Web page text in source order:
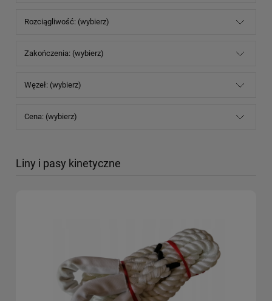
Rozciągliwość: (wybierz)
Zakończenia: (wybierz)
Węzeł: (wybierz)
Cena: (wybierz)
Liny i pasy kinetyczne